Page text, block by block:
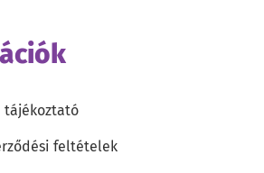
tájékoztató
feltételek